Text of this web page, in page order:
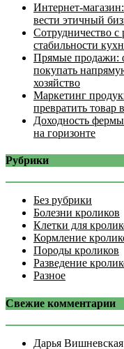
вести этичный
Сотрудничество
стабильности
Прямые продажи:
покупать
хозяйство
Маркетинг
превратить
Доходность
на горизонте
Рубрики
Без рубрики
Болезни кроликов
Клетки для
Кормление
Породы кроликов
Разведение
Разное
Свежие комментарии
Дарья Вишневская